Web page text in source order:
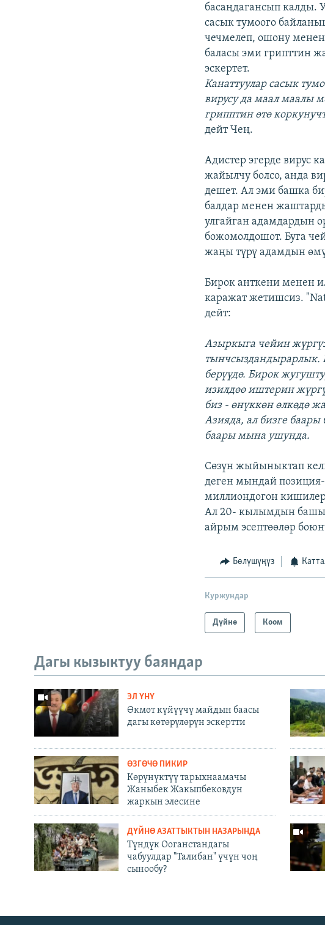
басаңдагансып калды.
сасык тумоого
чечмелеп, ошону
баласы эми грипттин
эскертет.
Канаттуулар сасык
вирусу да маал маалы
грипптин өтө
дейт Чең.
Адистер эгерде вирус
жайылчу болсо, анда
дешет. Ал эми башка
балдар менен
улгайган адамдардын
божомолдошот. Буга
жаңы түрү адамдын
Бирок анткени менен
каражат жетишсиз.
дейт:
Азыркыга чейин
тынчсыздандырарлык.
берүүдө. Бирок
изилдөө иштерин
биз - өнүккөн өлкөдө
Азияда, ал бизге
баары мына ушунда.
Сөзүн жыйыныктап
деген мындай
миллиондогон
Ал 20- кылымдын
айрым эсептөөлөр
Бөлүшүңүз
Куржундар
Дүйнө Коом
Дагы кызыктуу баяндар
ЭЛ ҮНҮ
Өкмөт күйүүчү майдын баасы
дагы көтөрүлөрүн эскертти
ӨЗГӨЧӨ ПИКИР
Көрүнүктүү тарыхнаамачы
Жаныбек Жакыпбековдун
жаркын элесине
ДҮЙНӨ АЗАТТЫКТЫН НАЗАРЫНДА
Түндүк Ооганстандагы
чабуулдар "Талибан" үчүн чоң
сынообу?